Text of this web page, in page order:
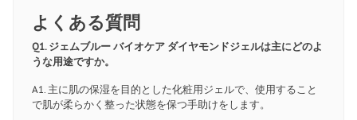
よくある質問
Q1. ジェムブルー バイオケア ダイヤモンドジェルは主にどのよ
うな用途ですか。
A1. 主に肌の保湿を目的とした化粧用ジェルで、使用すること
で肌が柔らかく整った状態を保つ手助けをします。